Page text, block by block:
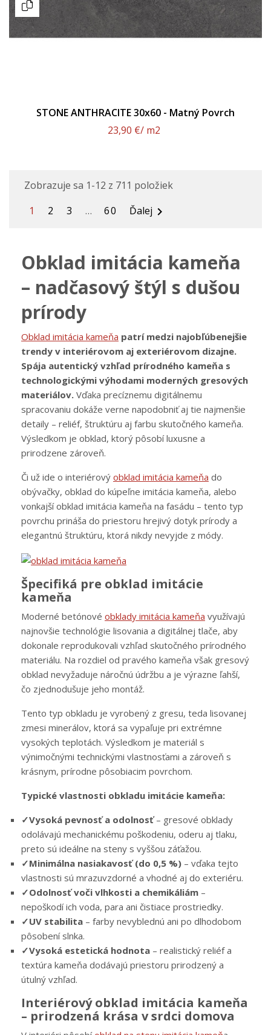
STONE ANTHRACITE 30x60 - Matný Povrch
23,90 €/ m2
Zobrazuje sa 1-12 z 711 položiek
1
2 3 … 60 Ďalej 
Obklad imitácia kameňa
– nadčasový štýl s dušou
prírody
Obklad imitácia kameňa patrí medzi najobľúbenejšie
trendy v interiérovom aj exteriérovom dizajne.
Spája autentický vzhľad prírodného kameňa s
technologickými výhodami moderných gresových
materiálov. Vďaka precíznemu digitálnemu
spracovaniu dokáže verne napodobniť aj tie najmenšie
detaily – reliéf, štruktúru aj farbu skutočného kameňa.
Výsledkom je obklad, ktorý pôsobí luxusne a
prirodzene zároveň.
Či už ide o interiérový obklad imitácia kameňa do
obývačky, obklad do kúpeľne imitácia kameňa, alebo
vonkajší obklad imitácia kameňa na fasádu – tento typ
povrchu prináša do priestoru hrejivý dotyk prírody a
elegantnú štruktúru, ktorá nikdy nevyjde z módy.
Špecifiká pre obklad imitácie
kameňa
Moderné betónové obklady imitácia kameňa využívajú
najnovšie technológie lisovania a digitálnej tlače, aby
dokonale reprodukovali vzhľad skutočného prírodného
materiálu. Na rozdiel od pravého kameňa však gresový
obklad nevyžaduje náročnú údržbu a je výrazne ľahší,
čo zjednodušuje jeho montáž.
Tento typ obkladu je vyrobený z gresu, teda lisovanej
zmesi minerálov, ktorá sa vypaľuje pri extrémne
vysokých teplotách. Výsledkom je materiál s
výnimočnými technickými vlastnosťami a zároveň s
krásnym, prírodne pôsobiacim povrchom.
Typické vlastnosti obkladu imitácie kameňa:
✓Vysoká pevnosť a odolnosť– gresové obklady
odolávajú mechanickému poškodeniu, oderu aj tlaku,
preto sú ideálne na steny s vyššou záťažou.
✓Minimálna nasiakavosť (do 0,5 %) – vďaka tejto
vlastnosti sú mrazuvzdorné a vhodné aj do exteriéru.
✓Odolnosť voči vlhkosti a chemikáliám –
nepoškodí ich voda, para ani čistiace prostriedky.
✓UV stabilita – farby nevyblednú ani po dlhodobom
pôsobení slnka.
✓Vysoká estetická hodnota – realistický reliéf a
textúra kameňa dodávajú priestoru prirodzený a
útulný vzhľad.
Interiérový obklad imitácia kameňa
– prirodzená krása v srdci domova